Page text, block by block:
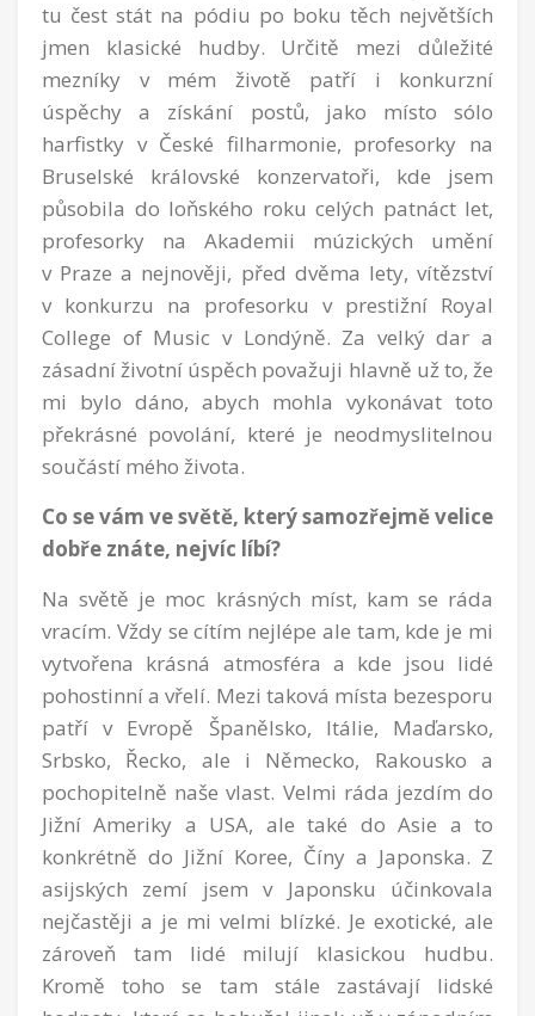
tu čest stát na pódiu po boku těch největších
jmen klasické hudby. Určitě mezi důležité
mezníky v mém životě patří i konkurzní
úspěchy a získání postů, jako místo sólo
harfistky v České filharmonie, profesorky na
Bruselské královské konzervatoři, kde jsem
působila do loňského roku celých patnáct let,
profesorky na Akademii múzických umění
v Praze a nejnověji, před dvěma lety, vítězství
v konkurzu na profesorku v prestižní Royal
College of Music v Londýně. Za velký dar a
zásadní životní úspěch považuji hlavně už to, že
mi bylo dáno, abych mohla vykonávat toto
překrásné povolání, které je neodmyslitelnou
součástí mého života.
Co se vám ve světě, který samozřejmě velice
dobře znáte, nejvíc líbí?
Na světě je moc krásných míst, kam se ráda
vracím. Vždy se cítím nejlépe ale tam, kde je mi
vytvořena krásná atmosféra a kde jsou lidé
pohostinní a vřelí. Mezi taková místa bezesporu
patří v Evropě Španělsko, Itálie, Maďarsko,
Srbsko, Řecko, ale i Německo, Rakousko a
pochopitelně naše vlast. Velmi ráda jezdím do
Jižní Ameriky a USA, ale také do Asie a to
konkrétně do Jižní Koree, Číny a Japonska. Z
asijských zemí jsem v Japonsku účinkovala
nejčastěji a je mi velmi blízké. Je exotické, ale
zároveň tam lidé milují klasickou hudbu.
Kromě toho se tam stále zastávají lidské